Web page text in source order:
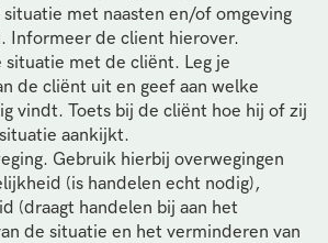
situatie met naasten en/of omgeving
Informeer de client hierover.
situatie met de cliënt. Leg je
de cliënt uit en geef aan welke
vindt. Toets bij de cliënt hoe hij of zij
aankijkt.
Gebruik hierbij overwegingen
(is handelen echt nodig),
(draagt handelen bij aan het
de situatie en het verminderen van